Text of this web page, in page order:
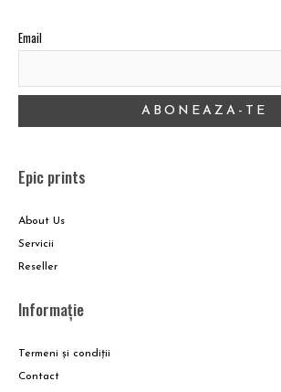
Email
Epic prints
About Us
Servicii
Reseller
Informație
Termeni și condiții
Contact